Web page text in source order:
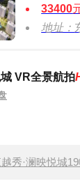
33400
地址： 东
VR全景航拍
秀·澜映悦城